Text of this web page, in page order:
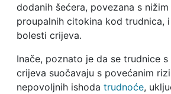
dodanih šećera, povezana s nižim
proupalnih citokina kod trudnica,
bolesti crijeva.
Inače, poznato je da se trudnice
crijeva suočavaju s povećanim
nepovoljnih ishoda trudnoće,